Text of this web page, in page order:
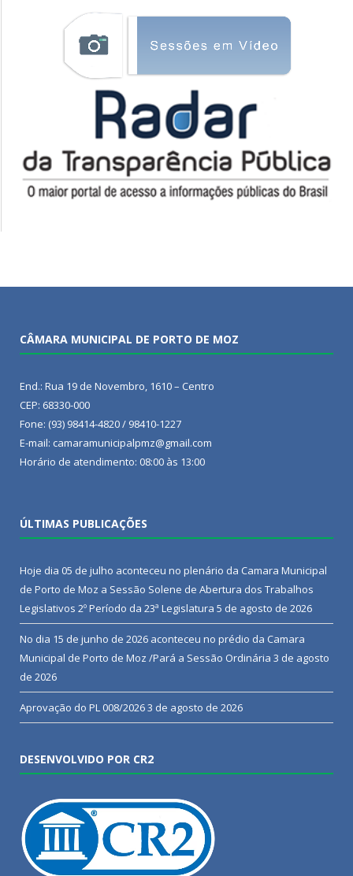
CÂMARA MUNICIPAL DE PORTO DE MOZ
End.: Rua 19 de Novembro, 1610 – Centro
CEP: 68330-000
Fone: (93) 98414-4820 / 98410-1227
E-mail: camaramunicipalpmz@gmail.com
Horário de atendimento: 08:00 às 13:00
ÚLTIMAS PUBLICAÇÕES
Hoje dia 05 de julho aconteceu no plenário da Camara Municipal
de Porto de Moz a Sessão Solene de Abertura dos Trabalhos
Legislativos 2º Período da 23ª Legislatura 5 de agosto de 2026
No dia 15 de junho de 2026 aconteceu no prédio da Camara
Municipal de Porto de Moz /Pará a Sessão Ordinária 3 de agosto
de 2026
Aprovação do PL 008/20263 de agosto de 2026
DESENVOLVIDO POR CR2